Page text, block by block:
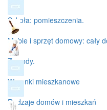
Szkoła: pomieszczenia.
Meble i sprzęt domowy: cały
Zawody.
Warunki mieszkanowe
Rodzaje domów i mieszkań